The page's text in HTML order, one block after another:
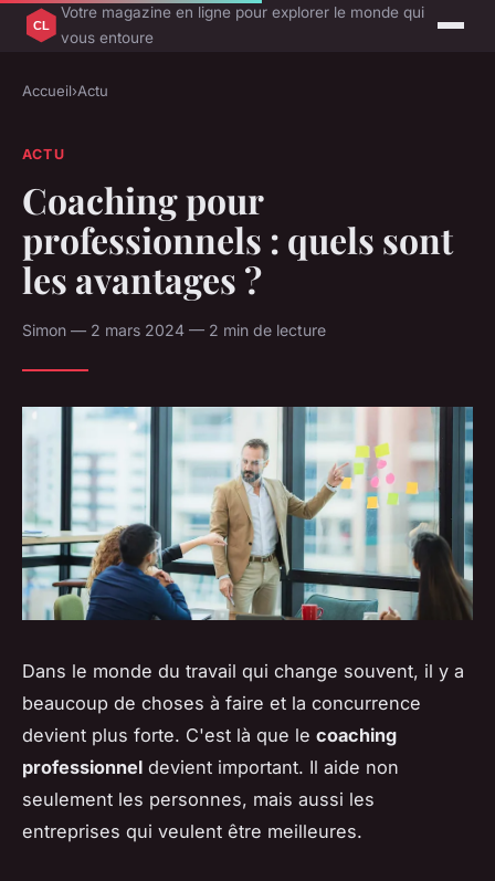
Votre magazine en ligne pour explorer le monde qui
vous entoure
Accueil›Actu
ACTU
Coaching pour
professionnels : quels sont
les avantages ?
Simon — 2 mars 2024 — 2 min de lecture
Dans le monde du travail qui change souvent, il y a
beaucoup de choses à faire et la concurrence
devient plus forte. C'est là que le coaching
professionnel devient important. Il aide non
seulement les personnes, mais aussi les
entreprises qui veulent être meilleures.